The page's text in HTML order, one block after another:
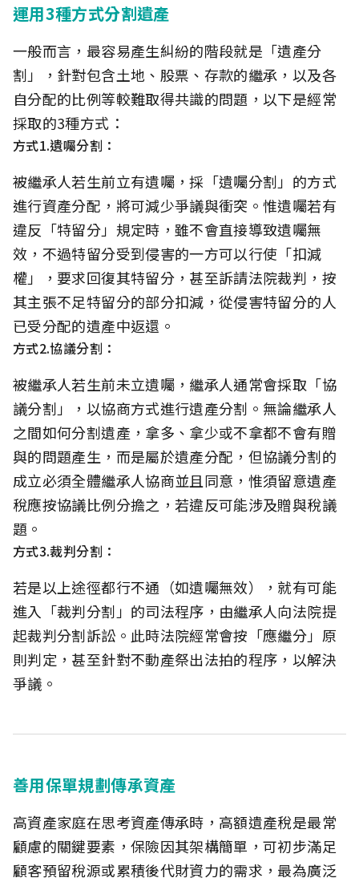
運用3種方式分割遺產
一般而言，最容易產生糾紛的階段就是「遺產分
割」，針對包含土地、股票、存款的繼承，以及各
自分配的比例等較難取得共識的問題，以下是經常
採取的3種方式：
方式1.遺囑分割：
被繼承人若生前立有遺囑，採「遺囑分割」的方式
進行資產分配，將可減少爭議與衝突。惟遺囑若有
違反「特留分」規定時，雖不會直接導致遺囑無
效，不過特留分受到侵害的一方可以行使「扣減
權」，要求回復其特留分，甚至訴請法院裁判，按
其主張不足特留分的部分扣減，從侵害特留分的人
已受分配的遺產中返還。
方式2.協議分割：
被繼承人若生前未立遺囑，繼承人通常會採取「協
議分割」，以協商方式進行遺產分割。無論繼承人
之間如何分割遺產，拿多、拿少或不拿都不會有贈
與的問題產生，而是屬於遺產分配，但協議分割的
成立必須全體繼承人協商並且同意，惟須留意遺產
稅應按協議比例分擔之，若違反可能涉及贈與稅議
題。
方式3.裁判分割：
若是以上途徑都行不通（如遺囑無效），就有可能
進入「裁判分割」的司法程序，由繼承人向法院提
起裁判分割訴訟。此時法院經常會按「應繼分」原
則判定，甚至針對不動產祭出法拍的程序，以解決
爭議。
善用保單規劃傳承資產
高資產家庭在思考資產傳承時，高額遺產稅是最常
顧慮的關鍵要素，保險因其架構簡單，可初步滿足
顧客預留稅源或累積後代財資力的需求，最為廣泛